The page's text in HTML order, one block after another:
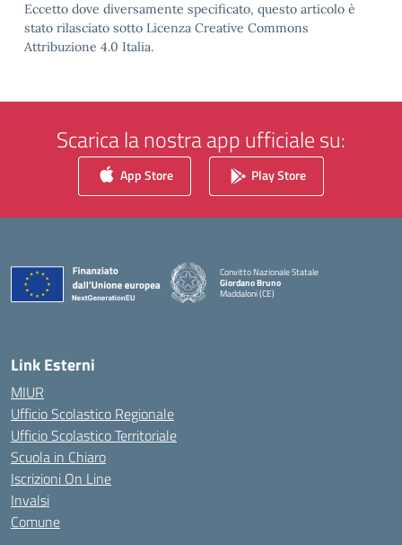
Eccetto dove diversamente specificato, questo articolo è
stato rilasciato sotto Licenza Creative Commons
Attribuzione 4.0 Italia.
Scarica la nostra app ufficiale su:
App Store Play Store
Convitto Nazionale Statale
Giordano Bruno
Maddaloni (CE)
Link Esterni
MIUR
Ufficio Scolastico Regionale
Ufficio Scolastico Territoriale
Scuola in Chiaro
Iscrizioni On Line
Invalsi
Comune